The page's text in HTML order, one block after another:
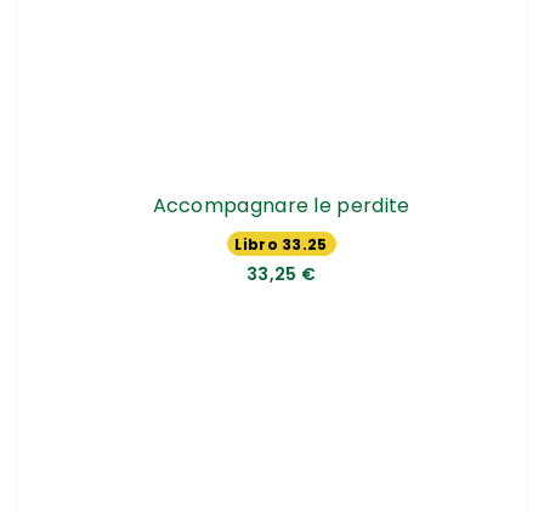
Accompagnare le perdite
Libro 33.25
€
33,25 €